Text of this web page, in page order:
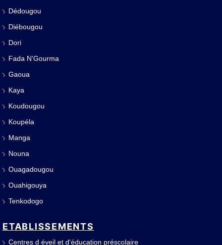
Dédougou
Diébougou
Dori
Fada N'Gourma
Gaoua
Kaya
Koudougou
Koupéla
Manga
Nouna
Ouagadougou
Ouahigouya
Tenkodogo
ETABLISSEMENTS
Centres d éveil et d'éducation préscolaire